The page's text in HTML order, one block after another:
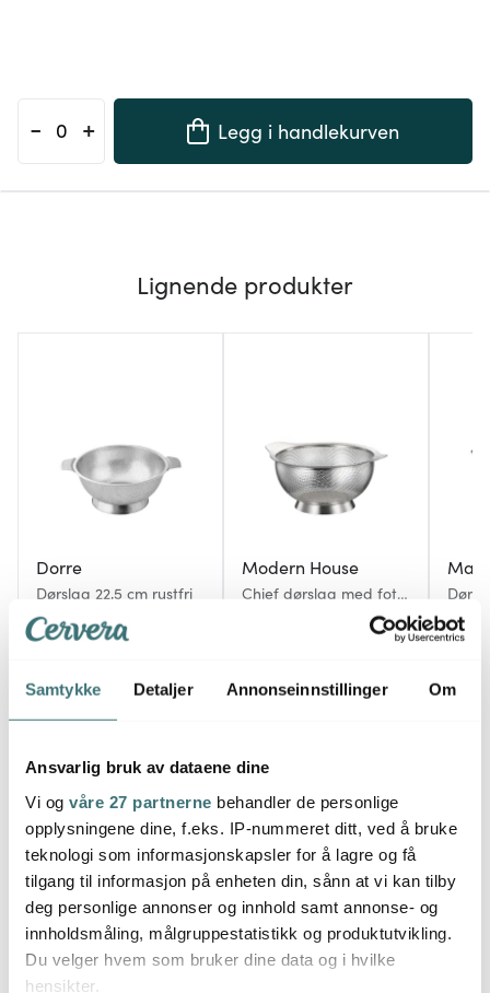
Samtykke Detaljer Annonseinnstillinger Om
Ansvarlig bruk av dataene dine
Vi og våre 27 partnerne behandler de personlige
opplysningene dine, f.eks. IP-nummeret ditt, ved å bruke
teknologi som informasjonskapsler for å lagre og få
tilgang til informasjon på enheten din, sånn at vi kan tilby
deg personlige annonser og innhold samt annonse- og
innholdsmåling, målgruppestatistikk og produktutvikling.
Du velger hvem som bruker dine data og i hvilke
hensikter.
- + Legg i handlekurven
Lignende produkter
Dorre
Dørslag 22,5 cm rustfri
209 kr
Modern House
Chief dørslag med fot
stål
269
Du kanskje også liker